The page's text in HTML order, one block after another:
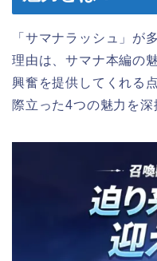
「サマナラッシュ」が
理由は、サマナ本編の
興奮を提供してくれる
際立った4つの魅力を深